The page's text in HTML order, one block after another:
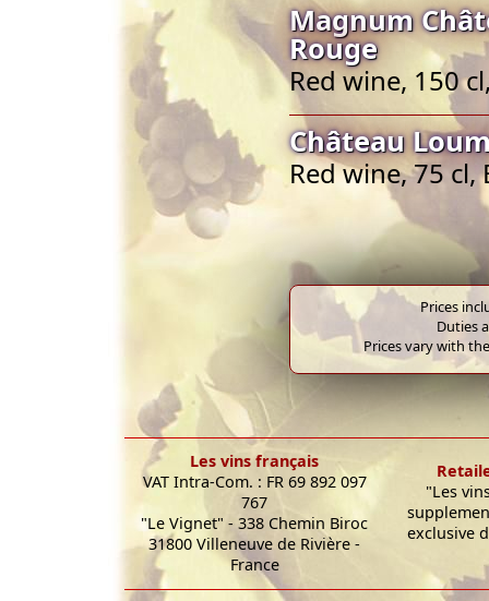
Magnum
Rouge
Red wine, 150
Château
Red wine, 75
Prices
Duties
Prices vary with
Les vins français
VAT Intra-Com. : FR 69 892 097
767
"Le Vignet" - 338 Chemin Biroc
31800 Villeneuve de Rivière -
France
"Les
exclusive